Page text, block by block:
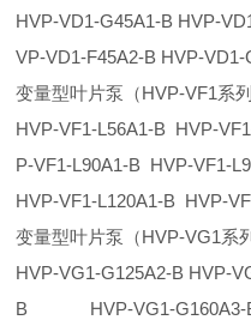
HVP-VD1-G45A1-B HVP-
VP-VD1-F45A2-B HVP-
变量型叶片泵（HVP-VF1系
HVP-VF1-L56A1-B HVP-
P-VF1-L90A1-B HVP-VF1-
HVP-VF1-L120A1-B HVP-
变量型叶片泵（HVP-VG1系
HVP-VG1-G125A2-B HVP-
B HVP-VG1-G160A3-